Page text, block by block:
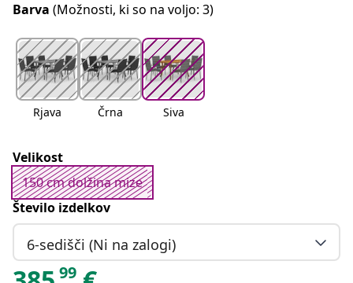
Barva (Možnosti, ki so na voljo: 3)
Rjava Črna Siva
Velikost
150 cm dolžina mize
Število izdelkov
6-sedišči (Ni na zalogi)
99